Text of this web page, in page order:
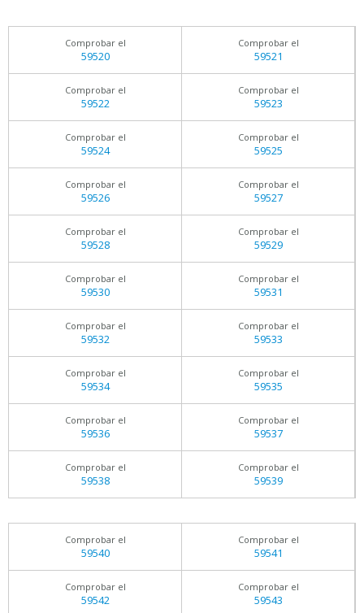
Comprobar el
59520
Comprobar el
59521
Comprobar el
59522
Comprobar el
59523
Comprobar el
59524
Comprobar el
59525
Comprobar el
59526
Comprobar el
59527
Comprobar el
59528
Comprobar el
59529
Comprobar el
59530
Comprobar el
59531
Comprobar el
59532
Comprobar el
59533
Comprobar el
59534
Comprobar el
59535
Comprobar el
59536
Comprobar el
59537
Comprobar el
59538
Comprobar el
59539
Comprobar el
59540
Comprobar el
59541
Comprobar el
59542
Comprobar el
59543